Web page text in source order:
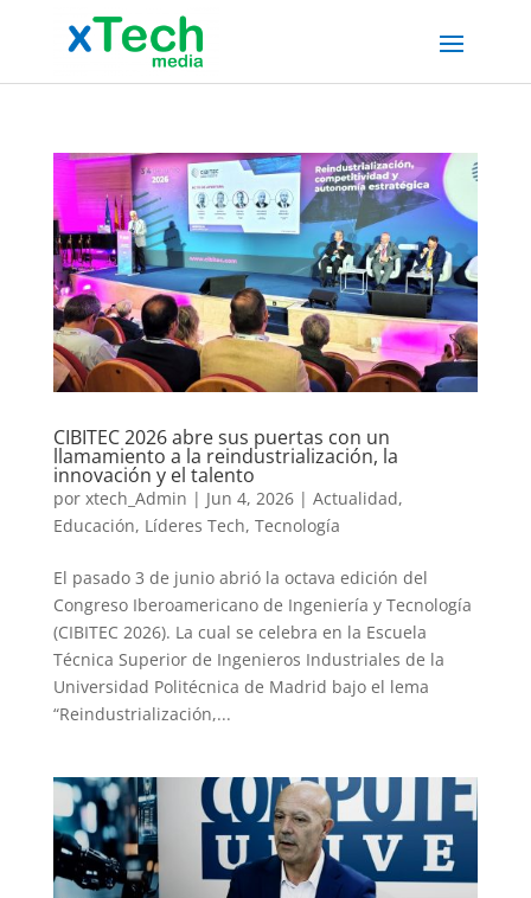
CIBITEC 2026 abre sus puertas con un
llamamiento a la reindustrialización, la
innovación y el talento
por xtech_Admin | Jun 4, 2026| Actualidad,
Educación, Líderes Tech, Tecnología
El pasado 3 de junio abrió la octava edición del
Congreso Iberoamericano de Ingeniería y Tecnología
(CIBITEC 2026). La cual se celebra en la Escuela
Técnica Superior de Ingenieros Industriales de la
Universidad Politécnica de Madrid bajo el lema
“Reindustrialización,...